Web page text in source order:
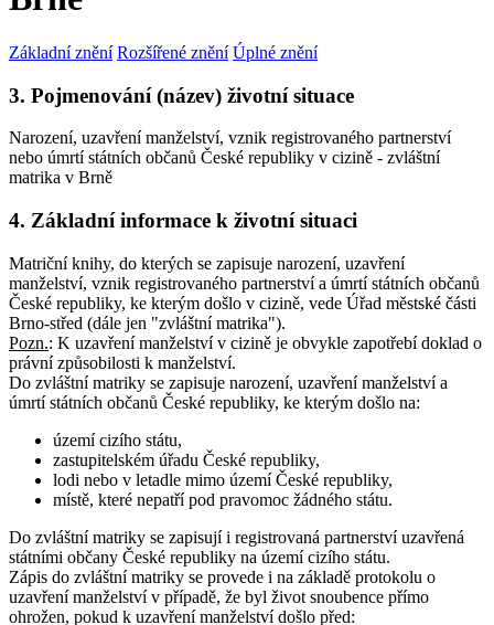
Základní znění Rozšířené znění Úplné znění
3. Pojmenování (název) životní situace
Narození, uzavření manželství, vznik registrovaného partnerství
nebo úmrtí státních občanů České republiky v cizině - zvláštní
matrika v Brně
4. Základní informace k životní situaci
Matriční knihy, do kterých se zapisuje narození, uzavření
manželství, vznik registrovaného partnerství a úmrtí státních občanů
České republiky, ke kterým došlo v cizině, vede Úřad městské části
Brno-střed (dále jen "zvláštní matrika").
Pozn.: K uzavření manželství v cizině je obvykle zapotřebí doklad o
právní způsobilosti k manželství.
Do zvláštní matriky se zapisuje narození, uzavření manželství a
úmrtí státních občanů České republiky, ke kterým došlo na:
území cizího státu,
zastupitelském úřadu České republiky,
lodi nebo v letadle mimo území České republiky,
místě, které nepatří pod pravomoc žádného státu.
Do zvláštní matriky se zapisují i registrovaná partnerství uzavřená
státními občany České republiky na území cizího státu.
Zápis do zvláštní matriky se provede i na základě protokolu o
uzavření manželství v případě, že byl život snoubence přímo
ohrožen, pokud k uzavření manželství došlo před: